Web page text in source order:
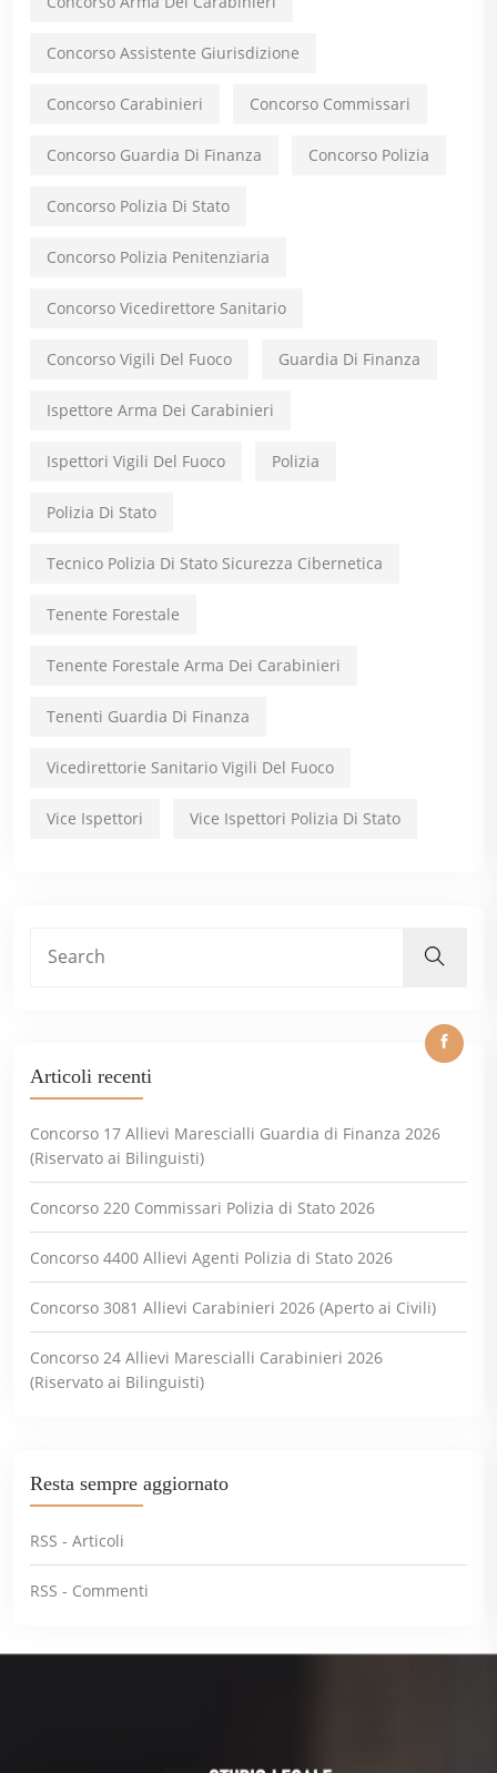
Concorso Assistente Giurisdizione
Concorso Carabinieri Concorso Commissari
Concorso Guardia Di Finanza Concorso Polizia
Concorso Polizia Di Stato
Concorso Polizia Penitenziaria
Concorso Vicedirettore Sanitario
Concorso Vigili Del Fuoco Guardia Di Finanza
Ispettore Arma Dei Carabinieri
Ispettori Vigili Del Fuoco Polizia
Polizia Di Stato
Tecnico Polizia Di Stato Sicurezza Cibernetica
Tenente Forestale
Tenente Forestale Arma Dei Carabinieri
Tenenti Guardia Di Finanza
Vicedirettorie Sanitario Vigili Del Fuoco
Vice Ispettori Vice Ispettori Polizia Di Stato
Articoli recenti
Concorso 17 Allievi Marescialli Guardia di Finanza 2026
(Riservato ai Bilinguisti)
Concorso 220 Commissari Polizia di Stato 2026
Concorso 4400 Allievi Agenti Polizia di Stato 2026
Concorso 3081 Allievi Carabinieri 2026 (Aperto ai Civili)
Concorso 24 Allievi Marescialli Carabinieri 2026
(Riservato ai Bilinguisti)
Resta sempre aggiornato
RSS - Articoli
RSS - Commenti